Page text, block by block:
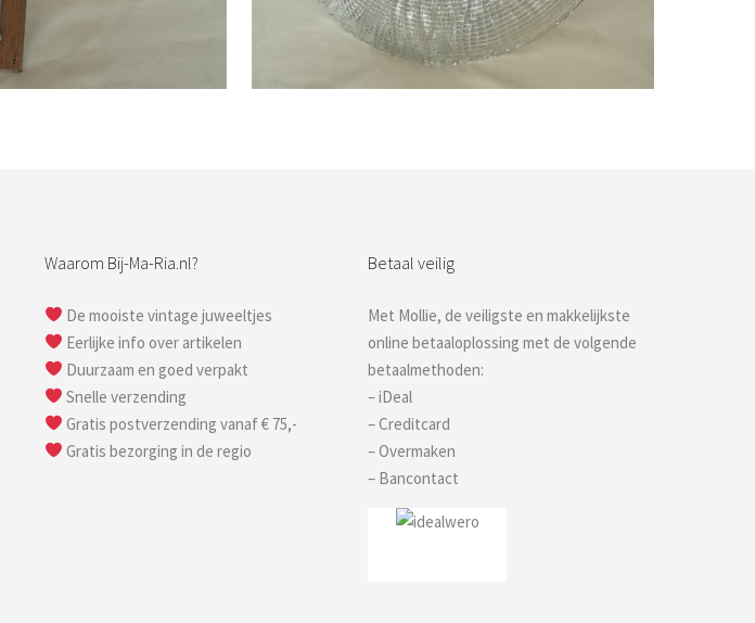
Waarom Bij-Ma-Ria.nl?
De mooiste vintage juweeltjes
Eerlijke info over artikelen
Duurzaam en goed verpakt
Snelle verzending
Gratis postverzending vanaf € 75,-
Gratis bezorging in de regio
Betaal veilig
Met Mollie, de veiligste en makkelijkste
online betaaloplossing met de volgende
betaalmethoden:
– iDeal
– Creditcard
– Overmaken
– Bancontact